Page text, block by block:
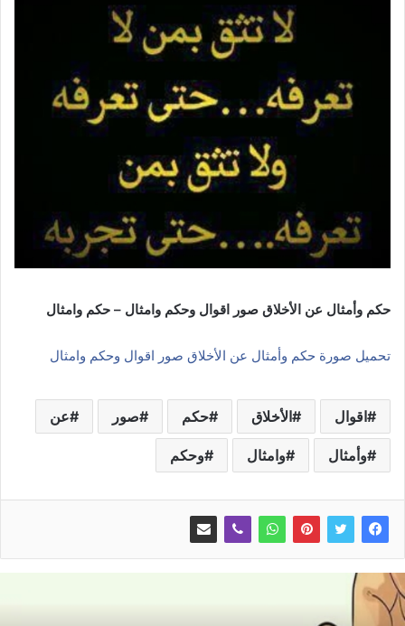
حكم وأمثال عن الأخلاق صور اقوال وحكم وامثال – حكم وامثال
تحميل صورة حكم وأمثال عن الأخلاق صور اقوال وحكم وامثال
اقوال الأخلاق حكم صور عن
وأمثال وامثال وحكم